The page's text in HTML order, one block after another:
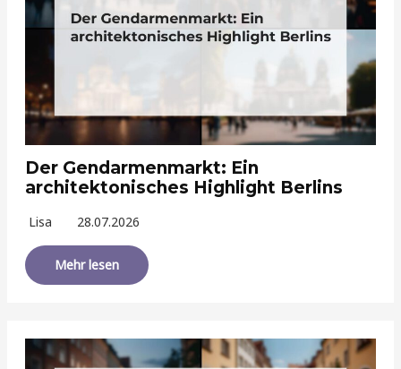
Der Gendarmenmarkt: Ein
architektonisches Highlight Berlins
Lisa 28.07.2026
Mehr lesen